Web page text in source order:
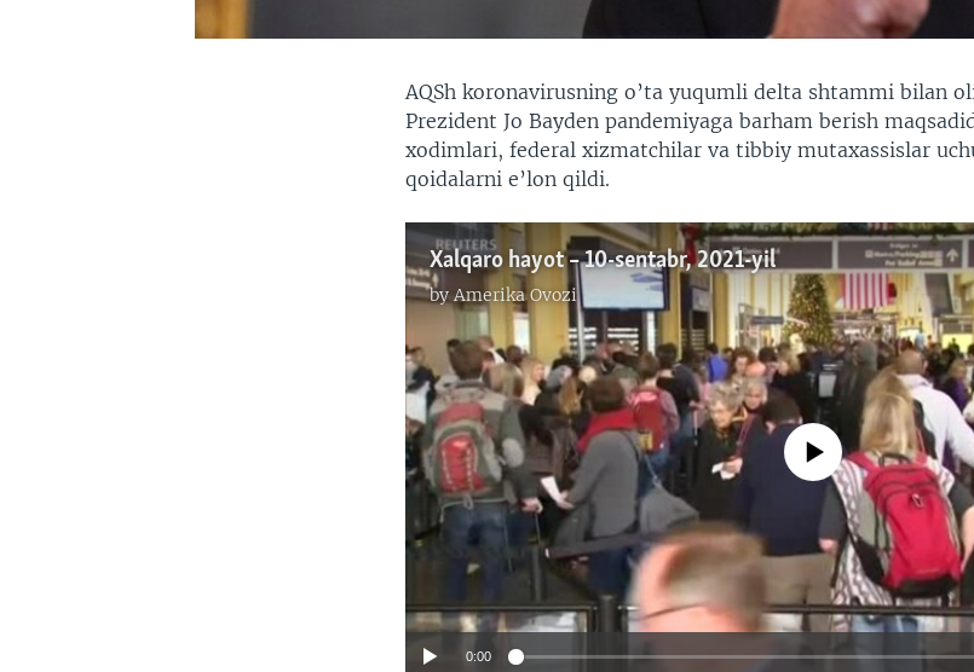
AQSh koronavirusning o’ta yuqumli delta shtammi bilan
Prezident Jo Bayden pandemiyaga barham berish
xodimlari, federal xizmatchilar va tibbiy mutaxassislar
qoidalarni e’lon qildi.
Xalqaro hayot – 10-sentabr, 2021-yil
byAmerika Ovozi
No media source currently
0:00